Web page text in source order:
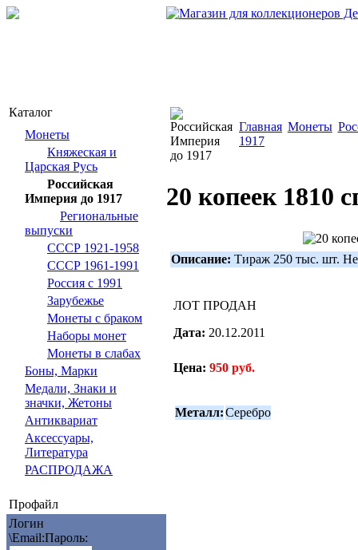
Каталог
Монеты
Княжеская и
Царская Русь
Российская
Империя до 1917
Региональные
выпуски
СССР 1921-1958
СССР 1961-1991
Россия с 1991
Зарубежье
Монеты с браком
Наборы монет
Монеты в слабах
Боны, Марки
Медали, Знаки и
значки, Жетоны
Антиквариат
Аксессуары,
Литература
РАСПРОДАЖА
Профайл
Логин
\Email:Пароль:
Главная Монеты
1917
20 копеек 1810
Описание: Тираж 250 тыс. шт.
ЛОТ ПРОДАН
Дата: 20.12.2011
Цена: 950 руб.
Металл:Серебро